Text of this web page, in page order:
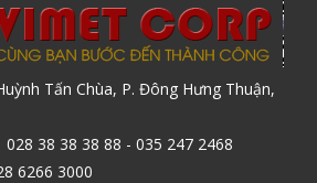
Tấn Chùa, P. Đông Hưng Thuận,
38 38 38 88 - 035 247 2468
3000